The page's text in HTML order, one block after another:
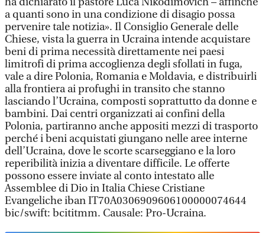
a quanti sono in una condizione di disagio possa
pervenire tale notizia». Il Consiglio Generale delle
Chiese, vista la guerra in Ucraina intende acquistare
beni di prima necessità direttamente nei paesi
limitrofi di prima accoglienza degli sfollati in fuga,
vale a dire Polonia, Romania e Moldavia, e distribuirli
alla frontiera ai profughi in transito che stanno
lasciando l’Ucraina, composti soprattutto da donne e
bambini. Dai centri organizzati ai confini della
Polonia, partiranno anche appositi mezzi di trasporto
perché i beni acquistati giungano nelle aree interne
dell’Ucraina, dove le scorte scarseggiano e la loro
reperibilità inizia a diventare difficile. Le offerte
possono essere inviate al conto intestato alle
Assemblee di Dio in Italia Chiese Cristiane
Evangeliche iban IT70A0306909606100000074644
bic/swift: bcititmm. Causale: Pro-Ucraina.